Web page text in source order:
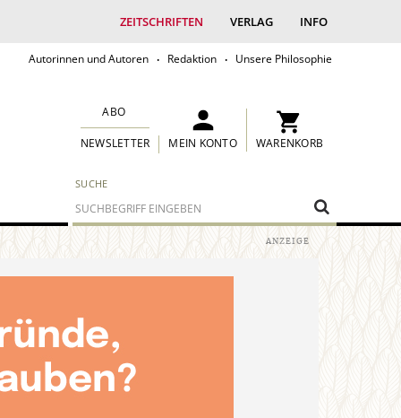
ZEITSCHRIFTEN VERLAG INFO
Autorinnen und Autoren Redaktion Unsere Philosophie
SUCHE
ABO
NEWSLETTER MEIN KONTO WARENKORB